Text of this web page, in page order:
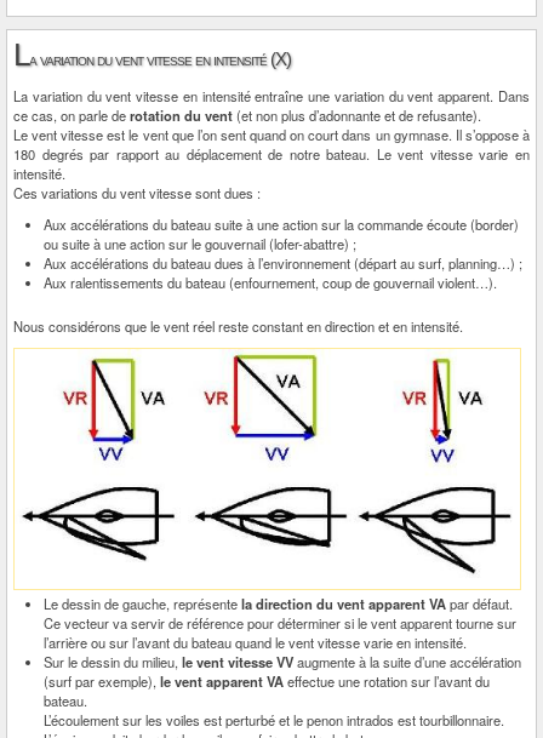
La variation du vent vitesse en intensité (X)
La variation du vent vitesse en intensité entraîne une variation du vent apparent. Dans
ce cas, on parle derotation du vent(et non plus d’adonnante et de refusante).
Le vent vitesse est le vent que l’on sent quand on court dans un gymnase. Il s’oppose à
180 degrés par rapport au déplacement de notre bateau. Le vent vitesse varie en
intensité.
Ces variations du vent vitesse sont dues :
Aux accélérations du bateau suite à une action sur la commande écoute (border)
ou suite à une action sur le gouvernail (lofer-abattre) ;
Aux accélérations du bateau dues à l’environnement (départ au surf, planning…) ;
Aux ralentissements du bateau (enfournement, coup de gouvernail violent…).
Nous considérons que le vent réel reste constant en direction et en intensité.
Le dessin de gauche, représentela direction du vent apparent VApar défaut.
Ce vecteur va servir de référence pour déterminer si le vent apparent tourne sur
l’arrière ou sur l’avant du bateau quand le vent vitesse varie en intensité.
Sur le dessin du milieu,le vent vitesse VVaugmente à la suite d’une accélération
(surf par exemple),le vent apparent VAeffectue une rotation sur l’avant du
bateau.
L’écoulement sur les voiles est perturbé et le penon intrados est tourbillonnaire.